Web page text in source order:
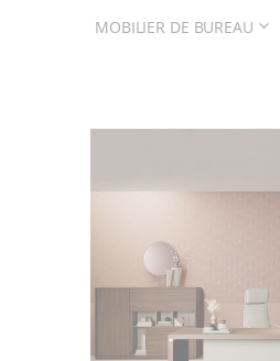
MOBILIER DE BUREAU
d’images